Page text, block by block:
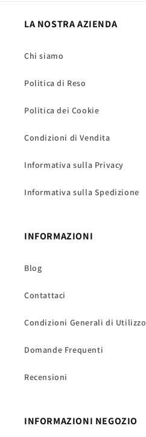
LA NOSTRA AZIENDA
Chi siamo
Politica di Reso
Politica dei Cookie
Condizioni di Vendita
Informativa sulla Privacy
Informativa sulla Spedizione
INFORMAZIONI
Blog
Contattaci
Condizioni Generali di Utilizzo
Domande Frequenti
Recensioni
INFORMAZIONI NEGOZIO